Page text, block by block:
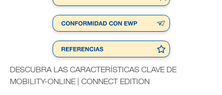
DESCUBRA LAS CARACTERÍSTICAS CLAVE DE
MOBILITY-ONLINE | CONNECT EDITION